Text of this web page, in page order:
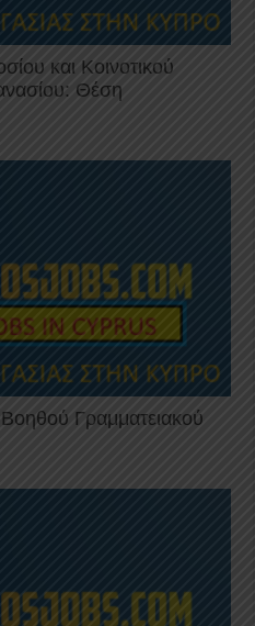
και Κοινοτικού
Θέση
Γραμματειακού